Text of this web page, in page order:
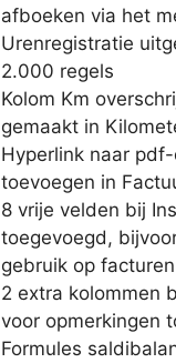
afboeken via het
Urenregistratie
2.000 regels
Kolom Km
gemaakt in
Hyperlink naar
toevoegen in
8 vrije velden bij
toegevoegd,
gebruik op facturen
2 extra kolommen
voor opmerkingen
Formules